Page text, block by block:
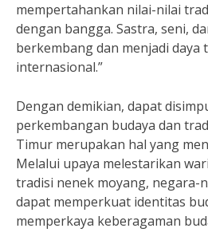
mempertahankan nilai-nilai
dengan bangga. Sastra, seni,
berkembang dan menjadi daya
internasional.”
Dengan demikian, dapat
perkembangan budaya dan
Timur merupakan hal yang
Melalui upaya melestarikan
tradisi nenek moyang, negara-
dapat memperkuat identitas
memperkaya keberagaman